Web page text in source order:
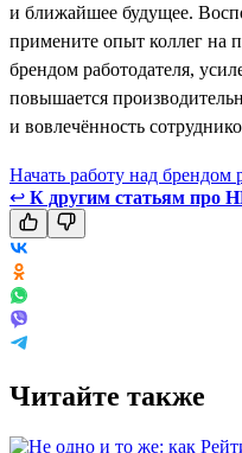
и ближайшее будущее.
примените опыт коллег на
брендом работодателя,
повышается
и вовлечённость
Начать работу над брендом
↩ К другим статьям про
Читайте также